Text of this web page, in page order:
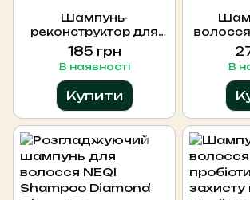
Шампунь-
реконструктор для
волосся "Формула
блиску ", 340 мл Soika
185 грн
В наявності
Купити
В